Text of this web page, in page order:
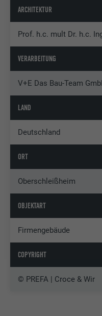
ARCHITEKTUR
Prof. h.c. mult Dr. h.c.
VERARBEITUNG
V+E Das Bau-Team
LAND
Deutschland
ORT
Oberschleißheim
OBJEKTART
Firmengebäude
COPYRIGHT
© PREFA | Croce & Wir